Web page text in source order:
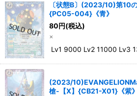
〔状態B〕(2023/10)第10
{PC05-004}《青》
80 円(税込)
×
Lv1 9000 Lv2 11000 Lv3
(2023/
槍-【X】{CB21-X01}《紫》